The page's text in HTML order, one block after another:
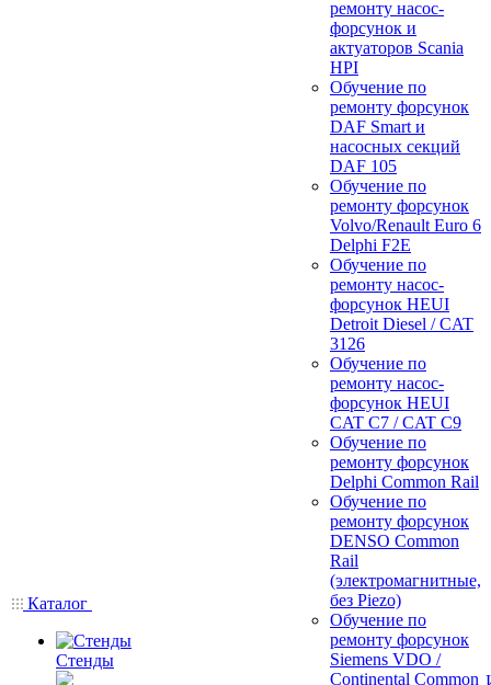
Каталог
Стенды
ремонту насос-
форсунок и
актуаторов Scania
HPI
Обучение по
ремонту форсунок
DAF Smart и
насосных секций
DAF 105
Обучение по
ремонту форсунок
Volvo/Renault Euro 6
Delphi F2E
Обучение по
ремонту насос-
форсунок HEUI
Detroit Diesel / CAT
3126
Обучение по
ремонту насос-
форсунок HEUI
CAT C7 / CAT C9
Обучение по
ремонту форсунок
Delphi Common Rail
Обучение по
ремонту форсунок
DENSO Common
Rail
(электромагнитные,
без Piezo)
Обучение по
ремонту форсунок
Siemens VDO /
Continental Common